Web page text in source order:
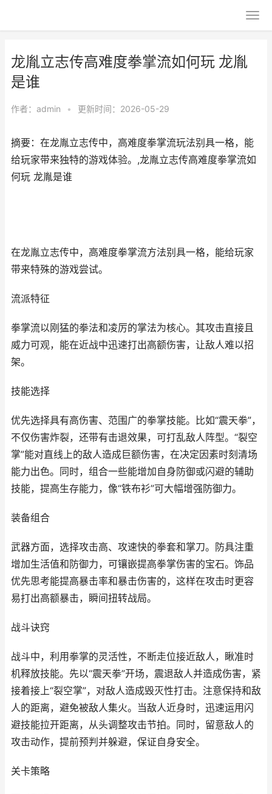
龙胤立志传高难度拳掌流如何玩 龙胤
是谁
作者： admin • 更新时间：2026-05-29
摘要：在龙胤立志传中，高难度拳掌流玩法别具一格，能
给玩家带来独特的游戏体验。,龙胤立志传高难度拳掌流如
何玩 龙胤是谁
在龙胤立志传中，高难度拳掌流方法别具一格，能给玩家
带来特殊的游戏尝试。
流派特征
拳掌流以刚猛的拳法和凌厉的掌法为核心。其攻击直接且
威力可观，能在近战中迅速打出高额伤害，让敌人难以招
架。
技能选择
优先选择具有高伤害、范围广的拳掌技能。比如“震天拳”，
不仅伤害炸裂，还带有击退效果，可打乱敌人阵型。“裂空
掌”能对直线上的敌人造成巨额伤害，在决定因素时刻清场
能力出色。同时，组合一些能增加自身防御或闪避的辅助
技能，提高生存能力，像“铁布衫”可大幅增强防御力。
装备组合
武器方面，选择攻击高、攻速快的拳套和掌刀。防具注重
增加生活值和防御力，可镶嵌提高拳掌伤害的宝石。饰品
优先思考能提高暴击率和暴击伤害的，这样在攻击时更容
易打出高额暴击，瞬间扭转战局。
战斗诀窍
战斗中，利用拳掌的灵活性，不断走位接近敌人，瞅准时
机释放技能。先以“震天拳”开场，震退敌人并造成伤害，紧
接着接上“裂空掌”，对敌人造成毁灭性打击。注意保持和敌
人的距离，避免被敌人集火。当敌人近身时，迅速运用闪
避技能拉开距离，从头调整攻击节拍。同时，留意敌人的
攻击动作，提前预判并躲避，保证自身安全。
关卡策略